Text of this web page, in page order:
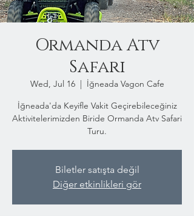
Ormanda Atv
Safari
Wed, Jul 16
  |
İğneada Vagon Cafe
İğneada'da Keyifle Vakit Geçirebileceğiniz
Aktivitelerimizden Biride Ormanda Atv Safari
Turu.
Biletler satışta değil
Diğer etkinlikleri gör